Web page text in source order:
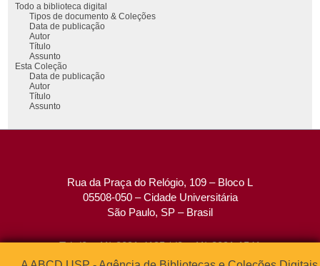
Todo a biblioteca digital
Tipos de documento & Coleções
Data de publicação
Autor
Título
Assunto
Esta Coleção
Data de publicação
Autor
Título
Assunto
Rua da Praça do Relógio, 109 – Bloco L
05508-050 – Cidade Universitária
São Paulo, SP – Brasil
Tel: (0xx11) 3091-4195 / (0xx11) 3091-1541
Fax: (0xx11) 3091-1567